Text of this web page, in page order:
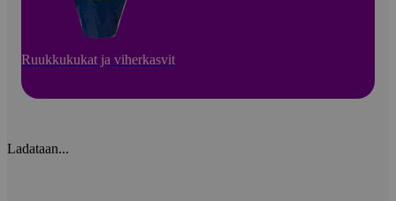
Ruukkukukat ja viherkasvit
Ladataan...